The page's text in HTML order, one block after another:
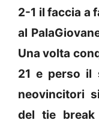
2-1 il faccia a
al
Una volta
21 e perso il
neovincitori
del tie